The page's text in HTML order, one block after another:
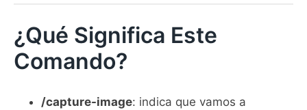
¿Qué Significa Este
Comando?
/capture-image: indica que vamos a